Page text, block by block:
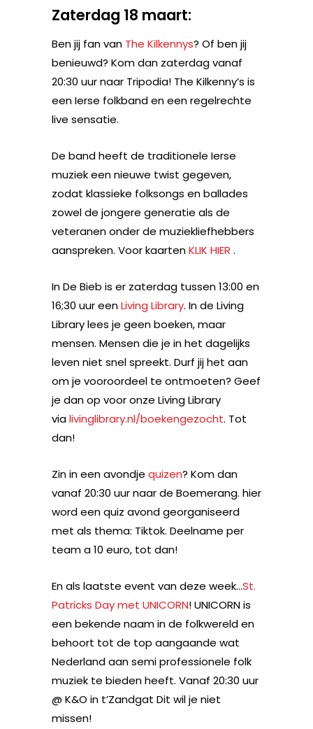
Zaterdag 18 maart:
Ben jij fan van The Kilkennys? Of ben jij
benieuwd? Kom dan zaterdag vanaf
20:30 uur naar Tripodia! The Kilkenny’s is
een Ierse folkband en een regelrechte
live sensatie.
De band heeft de traditionele Ierse
muziek een nieuwe twist gegeven,
zodat klassieke folksongs en ballades
zowel de jongere generatie als de
veteranen onder de muziekliefhebbers
aanspreken. Voor kaartenKLIK HIER .
In De Bieb is er zaterdag tussen 13:00 en
16;30 uur eenLiving Library. In de Living
Library lees je geen boeken, maar
mensen. Mensen die je in het dagelijks
leven niet snel spreekt. Durf jij het aan
om je vooroordeel te ontmoeten? Geef
je dan op voor onze Living Library
vialivinglibrary.nl/boekengezocht. Tot
dan!
Zin in een avondje quizen? Kom dan
vanaf 20:30 uur naar de Boemerang. hier
word een quiz avond georganiseerd
met als thema: Tiktok. Deelname per
team a 10 euro, tot dan!
En als laatste event van deze week…St.
Patricks Day met UNICORN! UNICORN is
een bekende naam in de folkwereld en
behoort tot de top aangaande wat
Nederland aan semi professionele folk
muziek te bieden heeft. Vanaf 20:30 uur
@ K&O in t’Zandgat Dit wil je niet
missen!